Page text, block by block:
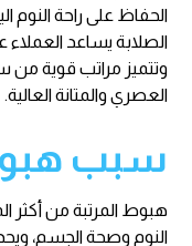
الحفاظ على راحة النوم
الصلابة يساعد العملاء
وتتميز مراتب قوية من
العصري والمتانة العالية.
سبب
هبوط المرتبة من أكثر
النوم وصحة الجسم،